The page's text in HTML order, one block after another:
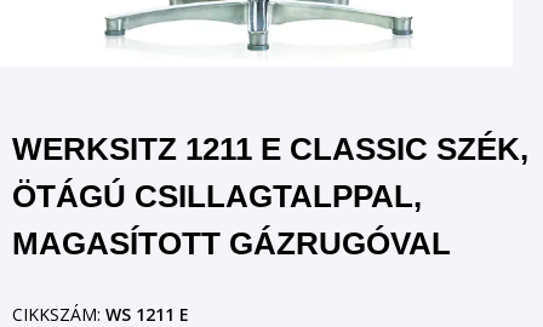
WERKSITZ 1211 E CLASSIC SZÉK,
ÖTÁGÚ CSILLAGTALPPAL,
MAGASÍTOTT GÁZRUGÓVAL
CIKKSZÁM: WS 1211 E